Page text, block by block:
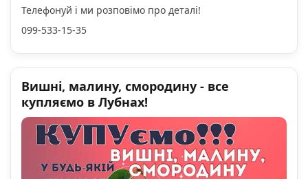
Телефонуй і ми розповімо про деталі!
099-533-15-35
Вишні, малину, смородину - все
купляємо в Лубнах!